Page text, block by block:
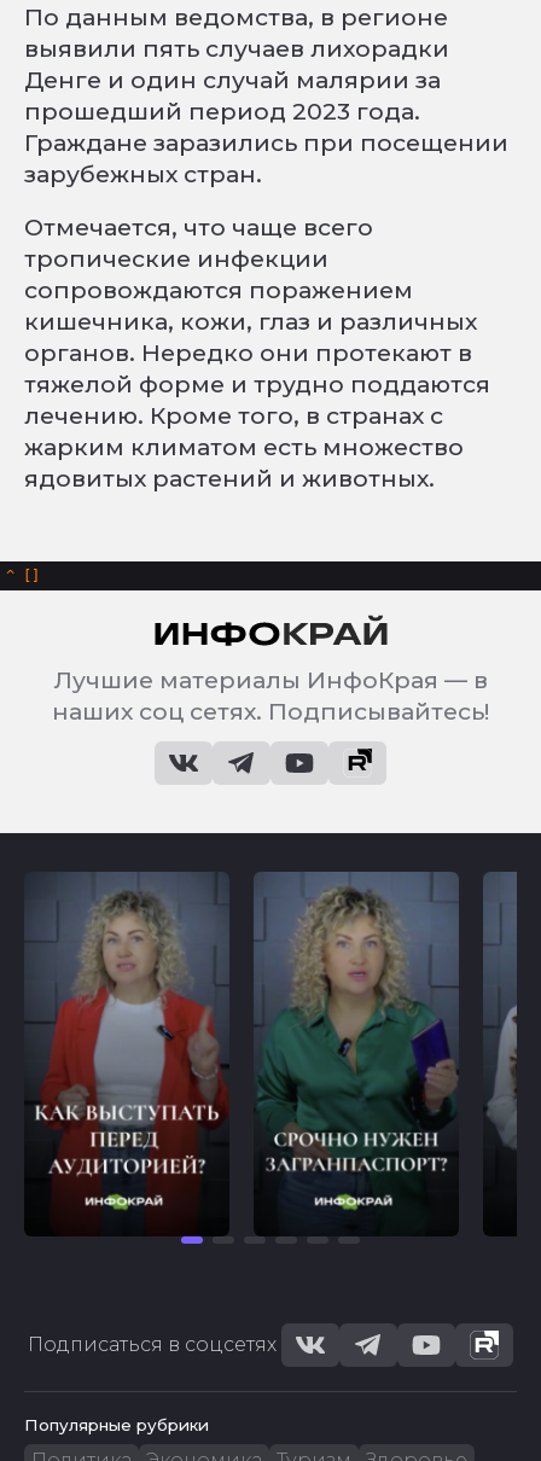
По данным ведомства, в регионе
выявили пять случаев лихорадки
Денге и один случай малярии за
прошедший период 2023 года.
Граждане заразились при посещении
зарубежных стран.
Отмечается, что чаще всего
тропические инфекции
сопровождаются поражением
кишечника, кожи, глаз и различных
органов. Нередко они протекают в
тяжелой форме и трудно поддаются
лечению. Кроме того, в странах с
жарким климатом есть множество
ядовитых растений и животных.
^
Лучшие материалы ИнфоКрая — в
наших соц сетях. Подписывайтесь!
Подписаться в соцсетях
Популярные рубрики